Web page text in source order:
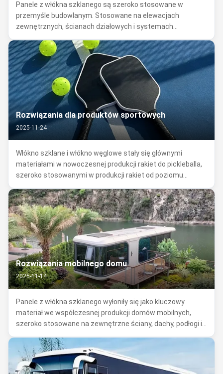
Panele z włókna szklanego są szeroko stosowane w
przemyśle budowlanym. Stosowane na elewacjach
zewnętrznych, ścianach działowych i systemach
mieszkalnych, zastępują tradycyjne płyty betonowe, płytki
ceramiczne i sklejki.​ Ich popularność wynika z wła...
Rozwiązania dla produktów sportowych
2025-11-24
Włókno szklane i włókno węglowe stały się głównymi
materiałami w nowoczesnej produkcji rakiet do pickleballa,
szeroko stosowanymi w produkcji rakiet od poziomu
tradycyjne drewniane i czysto metalowe rakiety. Kluczem
do ich szybkiej popularności ...
Rozwiązania mobilnego domu
2025-11-14
Panele z włókna szklanego wyłoniły się jako kluczowy
materiał we współczesnej produkcji domów mobilnych,
szeroko stosowane na zewnętrzne ściany, dachy, podłogi i
domów mobilnych. Szybko zastępują tradycyjne opcje,
takie jak drewno, blachy stalowe i ...